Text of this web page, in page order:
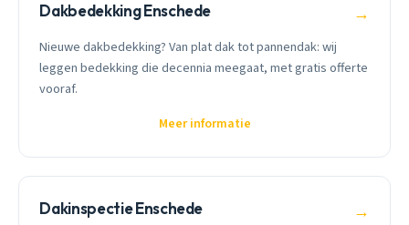
Dakbedekking Enschede →
Nieuwe dakbedekking? Van plat dak tot pannendak: wij
leggen bedekking die decennia meegaat, met gratis offerte
vooraf.
Meer informatie
Dakinspectie Enschede →